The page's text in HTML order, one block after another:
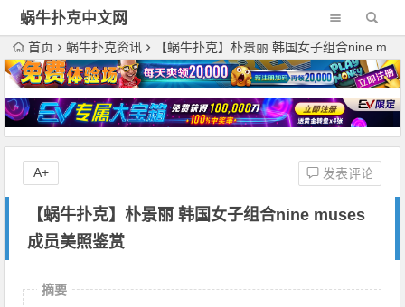
蜗牛扑克中文网
首页 蜗牛扑克资讯 【蜗牛扑克】朴景丽 韩国女子组合nine muses成员美照鉴赏
【蜗牛扑克】朴景丽 韩国女子组合nine muses
成员美照鉴赏
发表评论
A+
摘要